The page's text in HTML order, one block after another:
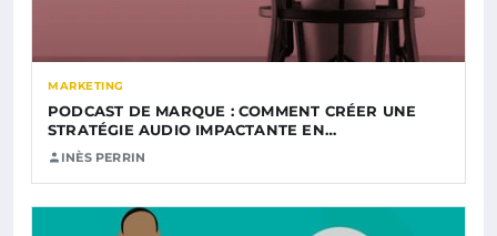
MARKETING
PODCAST DE MARQUE : COMMENT CRÉER UNE
STRATÉGIE AUDIO IMPACTANTE EN…
INÈS PERRIN